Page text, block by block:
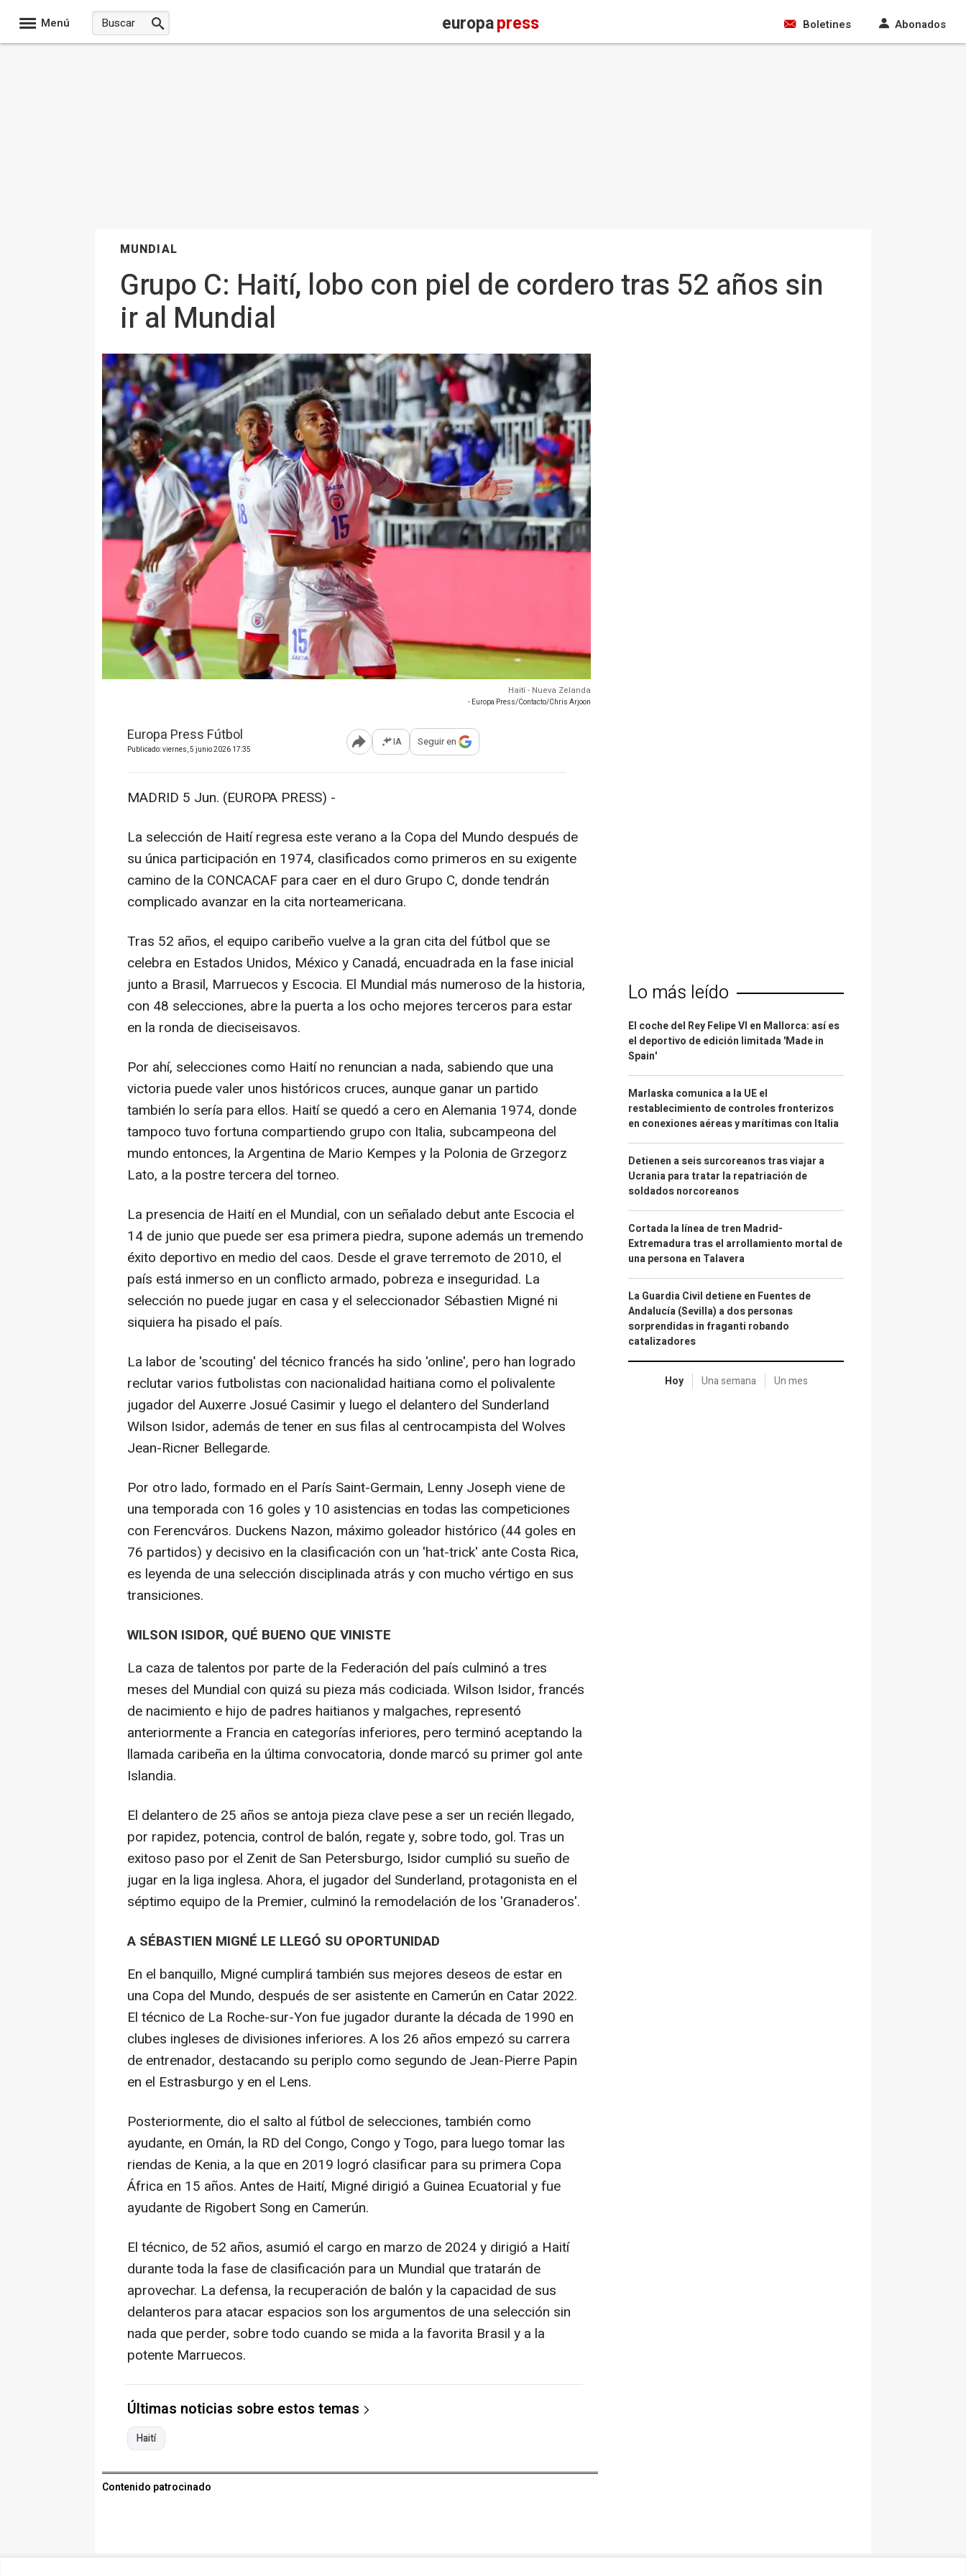
Menú europapress Boletines Abonados
MUNDIAL
Grupo C: Haití, lobo con piel de cordero tras 52 años sin
ir al Mundial
Haití - Nueva Zelanda
- Europa Press/Contacto/Chris Arjoon
Europa Press Fútbol
Publicado: viernes, 5 junio 2026 17:35 Abrir opciones para compartir
IA Seguir en
MADRID 5 Jun. (EUROPA PRESS) -
La selección de Haití regresa este verano a la Copa del Mundo después de
su única participación en 1974, clasificados como primeros en su exigente
camino de la CONCACAF para caer en el duro Grupo C, donde tendrán
complicado avanzar en la cita norteamericana.
Tras 52 años, el equipo caribeño vuelve a la gran cita del fútbol que se
celebra en Estados Unidos, México y Canadá, encuadrada en la fase inicial
junto a Brasil, Marruecos y Escocia. El Mundial más numeroso de la historia,
con 48 selecciones, abre la puerta a los ocho mejores terceros para estar
en la ronda de dieciseisavos.
Por ahí, selecciones como Haití no renuncian a nada, sabiendo que una
victoria puede valer unos históricos cruces, aunque ganar un partido
también lo sería para ellos. Haití se quedó a cero en Alemania 1974, donde
tampoco tuvo fortuna compartiendo grupo con Italia, subcampeona del
mundo entonces, la Argentina de Mario Kempes y la Polonia de Grzegorz
Lato, a la postre tercera del torneo.
La presencia de Haití en el Mundial, con un señalado debut ante Escocia el
14 de junio que puede ser esa primera piedra, supone además un tremendo
éxito deportivo en medio del caos. Desde el grave terremoto de 2010, el
país está inmerso en un conflicto armado, pobreza e inseguridad. La
selección no puede jugar en casa y el seleccionador Sébastien Migné ni
siquiera ha pisado el país.
La labor de 'scouting' del técnico francés ha sido 'online', pero han logrado
reclutar varios futbolistas con nacionalidad haitiana como el polivalente
jugador del Auxerre Josué Casimir y luego el delantero del Sunderland
Wilson Isidor, además de tener en sus filas al centrocampista del Wolves
Jean-Ricner Bellegarde.
Por otro lado, formado en el París Saint-Germain, Lenny Joseph viene de
una temporada con 16 goles y 10 asistencias en todas las competiciones
con Ferencváros. Duckens Nazon, máximo goleador histórico (44 goles en
76 partidos) y decisivo en la clasificación con un 'hat-trick' ante Costa Rica,
es leyenda de una selección disciplinada atrás y con mucho vértigo en sus
transiciones.
WILSON ISIDOR, QUÉ BUENO QUE VINISTE
La caza de talentos por parte de la Federación del país culminó a tres
meses del Mundial con quizá su pieza más codiciada. Wilson Isidor, francés
de nacimiento e hijo de padres haitianos y malgaches, representó
anteriormente a Francia en categorías inferiores, pero terminó aceptando la
llamada caribeña en la última convocatoria, donde marcó su primer gol ante
Islandia.
El delantero de 25 años se antoja pieza clave pese a ser un recién llegado,
por rapidez, potencia, control de balón, regate y, sobre todo, gol. Tras un
exitoso paso por el Zenit de San Petersburgo, Isidor cumplió su sueño de
jugar en la liga inglesa. Ahora, el jugador del Sunderland, protagonista en el
séptimo equipo de la Premier, culminó la remodelación de los 'Granaderos'.
A SÉBASTIEN MIGNÉ LE LLEGÓ SU OPORTUNIDAD
En el banquillo, Migné cumplirá también sus mejores deseos de estar en
una Copa del Mundo, después de ser asistente en Camerún en Catar 2022.
El técnico de La Roche-sur-Yon fue jugador durante la década de 1990 en
clubes ingleses de divisiones inferiores. A los 26 años empezó su carrera
de entrenador, destacando su periplo como segundo de Jean-Pierre Papin
en el Estrasburgo y en el Lens.
Posteriormente, dio el salto al fútbol de selecciones, también como
ayudante, en Omán, la RD del Congo, Congo y Togo, para luego tomar las
riendas de Kenia, a la que en 2019 logró clasificar para su primera Copa
África en 15 años. Antes de Haití, Migné dirigió a Guinea Ecuatorial y fue
ayudante de Rigobert Song en Camerún.
El técnico, de 52 años, asumió el cargo en marzo de 2024 y dirigió a Haití
durante toda la fase de clasificación para un Mundial que tratarán de
aprovechar. La defensa, la recuperación de balón y la capacidad de sus
delanteros para atacar espacios son los argumentos de una selección sin
nada que perder, sobre todo cuando se mida a la favorita Brasil y a la
potente Marruecos.
Últimas noticias sobre estos temas
Haití
Contenido patrocinado
Lo más leído
El coche del Rey Felipe VI en Mallorca: así es
el deportivo de edición limitada 'Made in
Spain'
Marlaska comunica a la UE el
restablecimiento de controles fronterizos
en conexiones aéreas y marítimas con Italia
Detienen a seis surcoreanos tras viajar a
Ucrania para tratar la repatriación de
soldados norcoreanos
Cortada la línea de tren Madrid-
Extremadura tras el arrollamiento mortal de
una persona en Talavera
La Guardia Civil detiene en Fuentes de
Andalucía (Sevilla) a dos personas
sorprendidas in fraganti robando
catalizadores
Hoy Una semana Un mes